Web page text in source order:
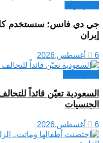
جي دي فانس: سنستخدم كل
إيران
6 أغسطس,2026
السعودية تعيّن قائداً
الجنسيات
6 أغسطس,2026